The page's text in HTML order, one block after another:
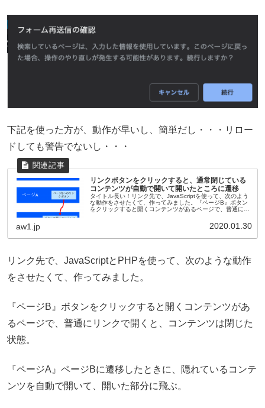
下記を使った方が、動作が早いし、簡単だし・・・リロー
ドしても警告でないし・・・
リンクボタンをクリックすると、通常閉じている
コンテンツが自動で開いて開いたところに遷移
タイトル長い！リンク先で、JavaScriptを使って、次のよう
な動作をさせたくて、作ってみました。『ページB』ボタン
をクリックすると開くコンテンツがあるページで、普通にリ
aw1.jp 2020.01.30
リンク先で、JavaScriptとPHPを使って、次のような動作
をさせたくて、作ってみました。
『ページB』ボタンをクリックすると開くコンテンツがあ
るページで、普通にリンクで開くと、コンテンツは閉じた
状態。
『ページA』ページBに遷移したときに、隠れているコンテ
ンツを自動で開いて、開いた部分に飛ぶ。